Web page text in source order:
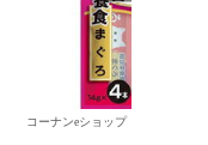
コーナンeショップ